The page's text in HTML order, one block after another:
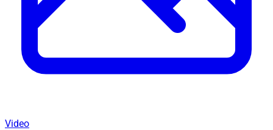
Video